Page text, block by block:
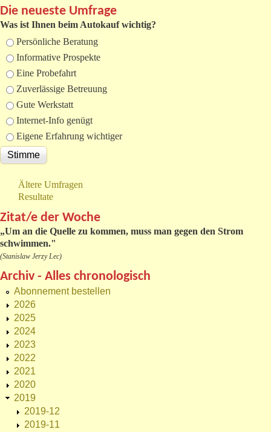
Die neueste Umfrage
Was ist Ihnen beim Autokauf wichtig?
Auswahlmöglichkeiten
Persönliche Beratung
Informative Prospekte
Eine Probefahrt
Zuverlässige Betreuung
Gute Werkstatt
Internet-Info genügt
Eigene Erfahrung wichtiger
Ältere Umfragen
Resultate
Zitat/e der Woche
„Um an die Quelle zu kommen, muss man gegen den Strom
schwimmen."
(Stanislaw Jerzy Lec)
Archiv - Alles chronologisch
Abonnement bestellen
2026
2025
2024
2023
2022
2021
2020
2019
2019-12
2019-11